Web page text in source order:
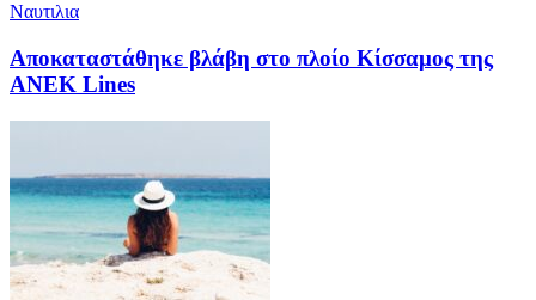
Ναυτιλια
Αποκαταστάθηκε βλάβη στο πλοίο Κίσσαμος της
ANEK Lines